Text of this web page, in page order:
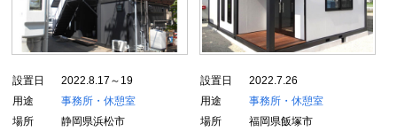
設置日
2022.8.17～19
用途
事務所・休憩室
場所
静岡県浜松市
設置日
2022.7.26
用途
事務所・休憩室
場所
福岡県飯塚市